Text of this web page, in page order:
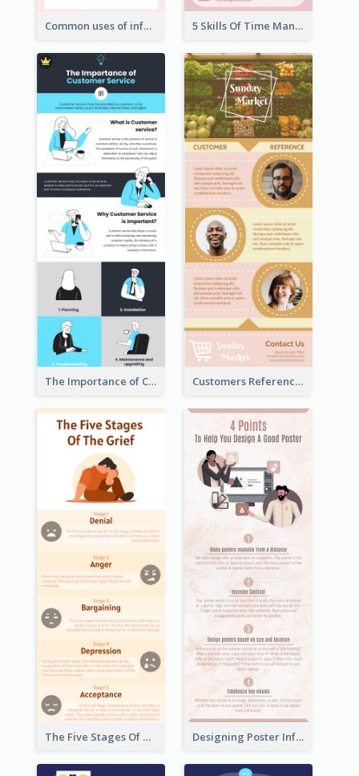
Common uses of infographic 5 Skills Of Time Management
The Importance of Customer Service Infographic Customers Reference Infographic
The Five Stages Of The Grief Model Infographic Designing Poster Infographic